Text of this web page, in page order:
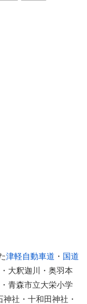
津軽自動車道 ・ 国道
大釈迦川・奥羽本
青森市立大栄小学
社・十和田神社・